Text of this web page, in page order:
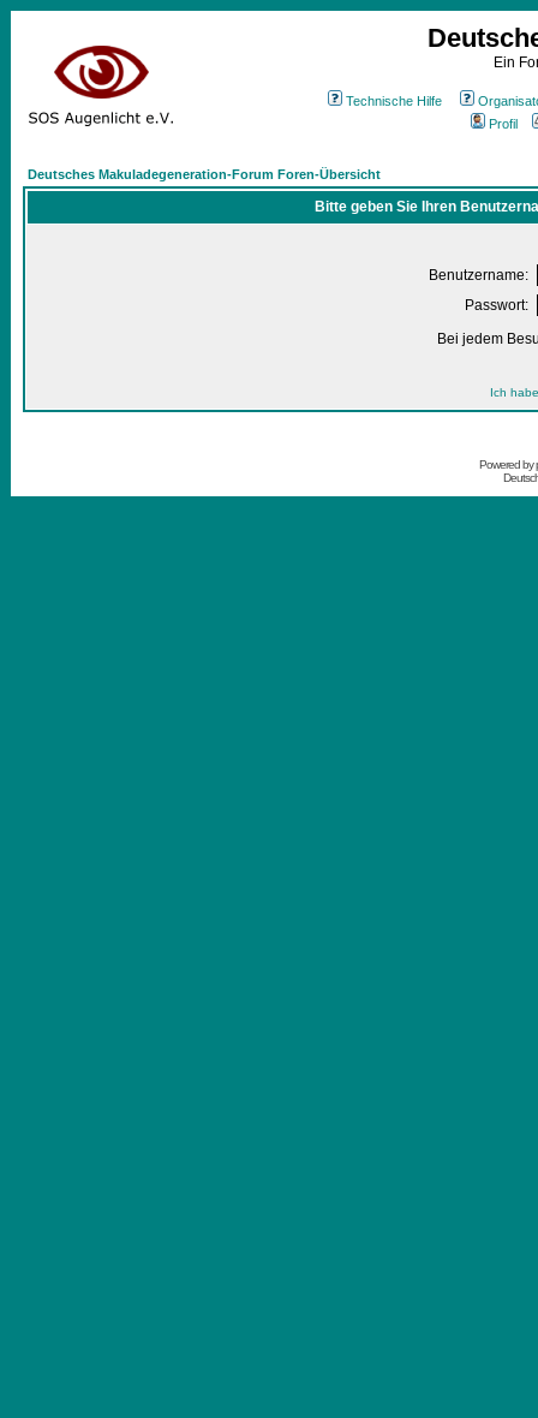
Ein
Technische Hilfe
Profil
Deutsches Makuladegeneration-Forum Foren-Übersicht
Bitte geben Sie Ihren
Benutzername:
Passwort:
Bei jedem
Ich
Powered by